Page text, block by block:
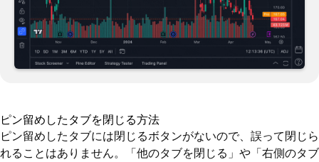
ピン留めしたタブを閉じる方法
ピン留めしたタブには閉じるボタンがないので、誤って閉じら
れることはありません。「他のタブを閉じる」や「右側のタブ